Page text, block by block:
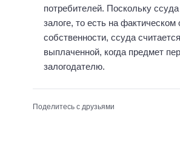
потребителей. Поскольку
залоге, то есть на фактическом
собственности, ссуда
выплаченной, когда предмет
залогодателю.
Поделитесь с друзьями